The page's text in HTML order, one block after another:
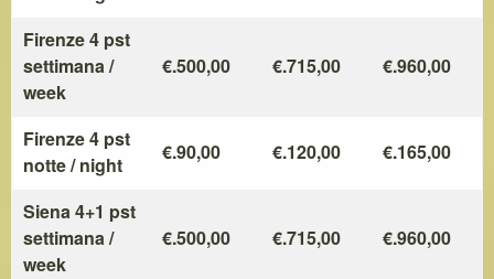
Firenze 4 pst
settimana /
week
€.500,00 €.715,00 €.960,00
Firenze 4 pst
notte / night
€.90,00 €.120,00 €.165,00
Siena 4+1 pst
settimana /
week
€.500,00 €.715,00 €.960,00